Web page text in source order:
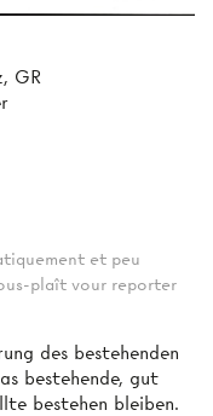
GR
et peu
plaît vour reporter
des bestehenden
bestehende, gut
bestehen bleiben.